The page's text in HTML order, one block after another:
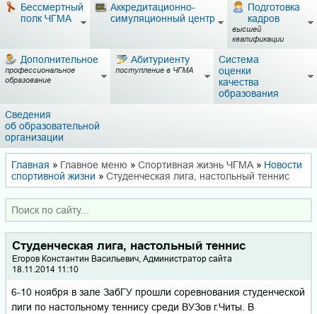
Бессмертный
полк ЧГМА
Аккредитационно-
симуляционный центр
Подготовка
кадров
высшей
квалификации
Дополнительное
профессиональное
образование
Абитуриенту
поступление в ЧГМА
Система
оценки
качества
образования
Сведения
об образовательной
организации
Главная » Главное меню » Спортивная жизнь ЧГМА » Новости
спортивной жизни » Студенческая лига, настольный теннис
Студенческая лига, настольный теннис
Егоров Константин Васильевич, Администратор сайта
18.11.2014 11:10
6-10 ноября в зале ЗабГУ прошли соревнования студенческой
лиги по настольному теннису среди ВУЗов г.Читы. В